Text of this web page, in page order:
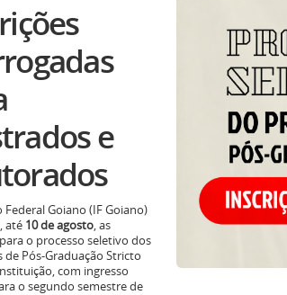
e
Goiano (IF Goiano)
até 10 de agosto, as
o processo seletivo dos
de Pós-Graduação Stricto
com ingresso
o segundo semestre de